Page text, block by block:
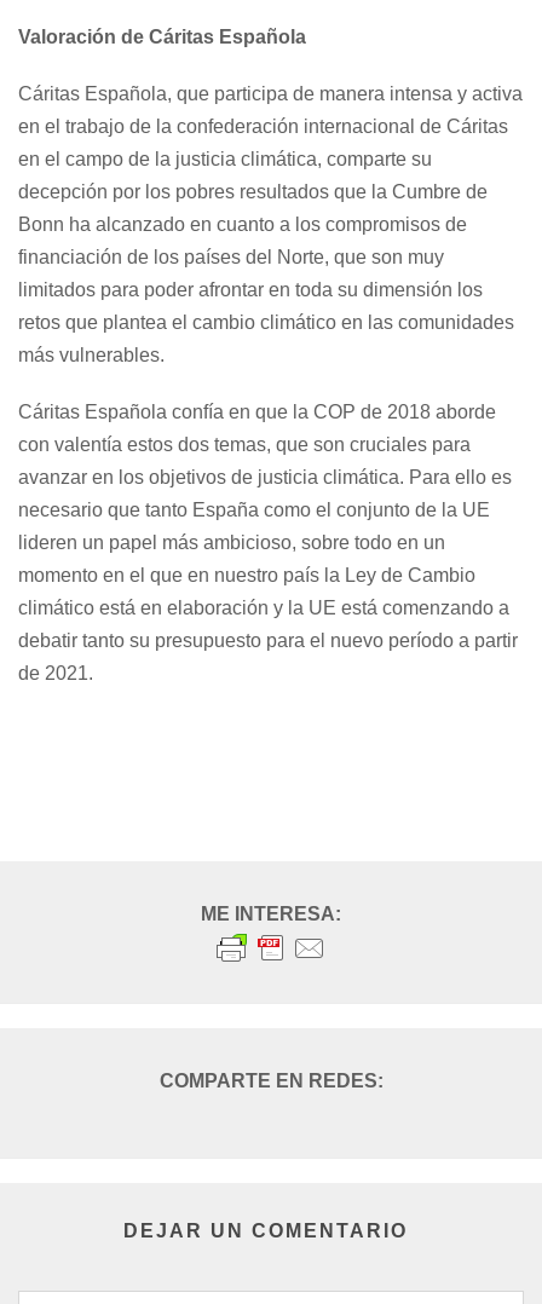
Valoración de Cáritas Española
Cáritas Española, que participa de manera intensa y activa
en el trabajo de la confederación internacional de Cáritas
en el campo de la justicia climática, comparte su
decepción por los pobres resultados que la Cumbre de
Bonn ha alcanzado en cuanto a los compromisos de
financiación de los países del Norte, que son muy
limitados para poder afrontar en toda su dimensión los
retos que plantea el cambio climático en las comunidades
más vulnerables.
Cáritas Española confía en que la COP de 2018 aborde
con valentía estos dos temas, que son cruciales para
avanzar en los objetivos de justicia climática. Para ello es
necesario que tanto España como el conjunto de la UE
lideren un papel más ambicioso, sobre todo en un
momento en el que en nuestro país la Ley de Cambio
climático está en elaboración y la UE está comenzando a
debatir tanto su presupuesto para el nuevo período a partir
de 2021.
DEJAR UN COMENTARIO